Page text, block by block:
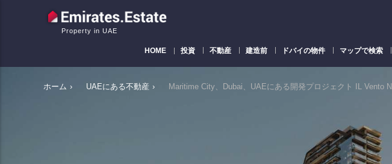
Property in UAE
HOME 投資 不動産 建造前 ドバイの物件 マップで検索
ホーム › UAEにある不動産 › Maritime City、Dubai、UAEにある開発プロジェクト IL Vento